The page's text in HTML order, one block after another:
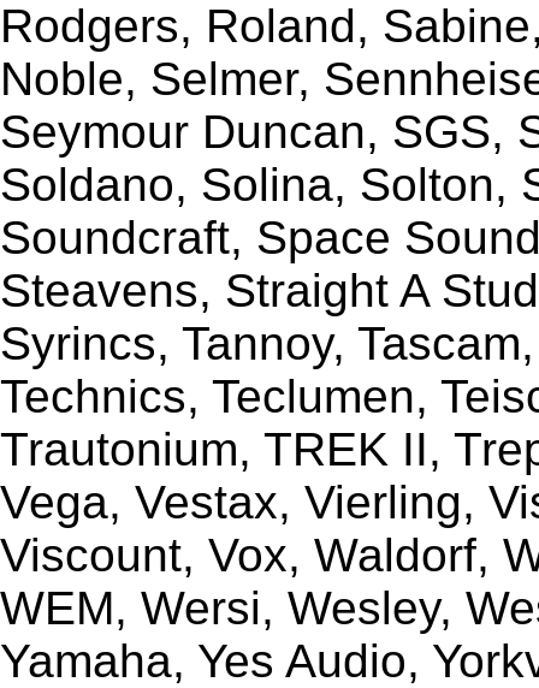
Rodgers, Roland,
Noble, Selmer,
Seymour Duncan, SGS,
Soldano, Solina, Solton,
Soundcraft, Space
Steavens, Straight A
Syrincs, Tannoy,
Technics, Teclumen,
Trautonium, TREK II,
Vega, Vestax, Vierling,
Viscount, Vox, Waldorf,
WEM, Wersi, Wesley,
Yamaha, Yes Audio,